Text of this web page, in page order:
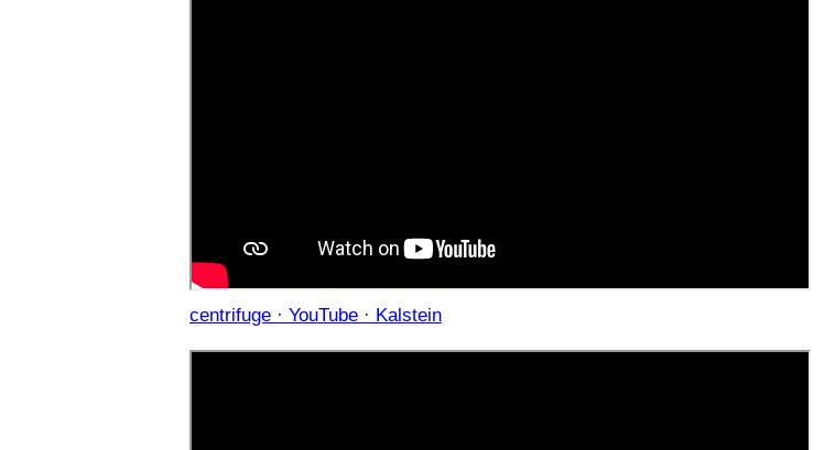
centrifuge · YouTube · Kalstein